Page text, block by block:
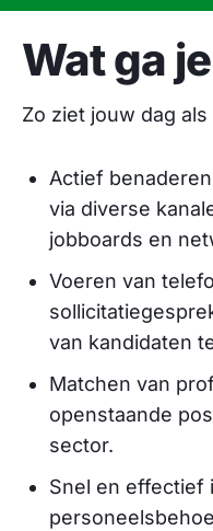
Wat ga
Zo ziet jouw dag
Actief
via diverse
jobboards en
Voeren van
van kandidaten
Matchen van
openstaande
sector.
Snel en effectief